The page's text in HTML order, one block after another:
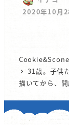
2020年10月
31歳。子供
描いてから、